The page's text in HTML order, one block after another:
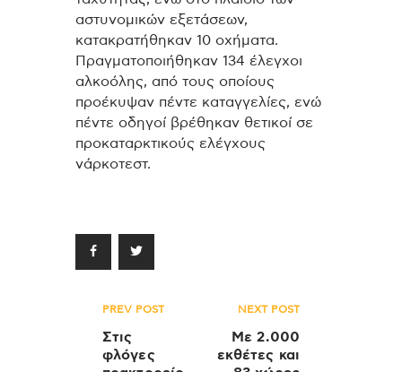
αστυνομικών εξετάσεων,
κατακρατήθηκαν 10 οχήματα.
Πραγματοποιήθηκαν 134 έλεγχοι
αλκοόλης, από τους οποίους
προέκυψαν πέντε καταγγελίες, ενώ
πέντε οδηγοί βρέθηκαν θετικοί σε
προκαταρκτικούς ελέγχους
νάρκοτεστ.
Πλοήγηση
άρθρων
PREV POST
Στις
φλόγες
NEXT POST
Με 2.000
εκθέτες και